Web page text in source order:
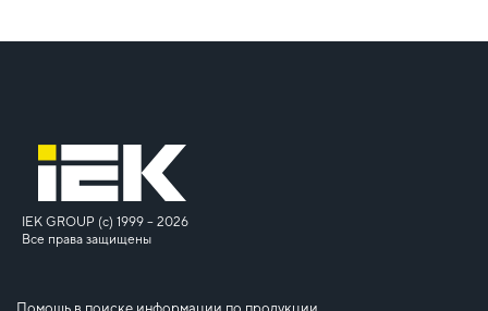
IEK GROUP (c) 1999 – 2026
Все права защищены